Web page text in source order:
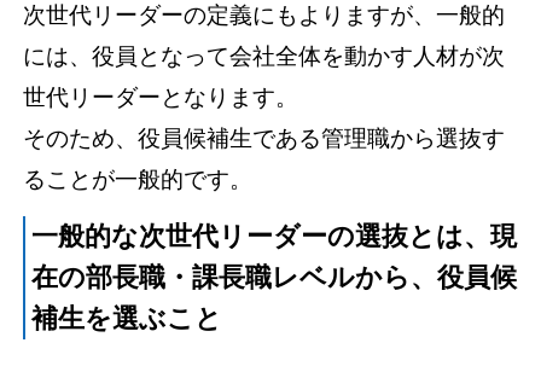
次世代リーダーの定義にもよりますが、一般的
には、役員となって会社全体を動かす人材が次
世代リーダーとなります。
そのため、役員候補生である管理職から選抜す
ることが一般的です。
一般的な次世代リーダーの選抜とは、現
在の部長職・課長職レベルから、役員候
補生を選ぶこと